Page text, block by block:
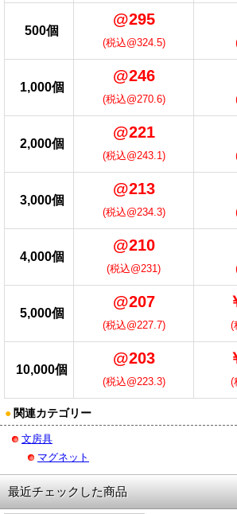
500個
@295
(税込@324.5)
1,000個
@246
(税込@270.6)
2,000個
@221
(税込@243.1)
3,000個
@213
(税込@234.3)
4,000個
@210
(税込@231)
5,000個
@207
(税込@227.7) (
10,000個
@203
(税込@223.3) (
● 関連カテゴリー
文房具
マグネット
最近チェックした商品